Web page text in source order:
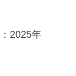
2025年